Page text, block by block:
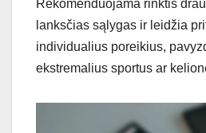
Rekomenduojama rinktis
lanksčias sąlygas ir leidžia
individualius poreikius,
ekstremalius sportus ar